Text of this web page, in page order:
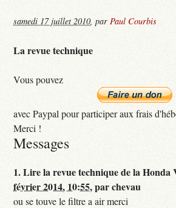
samedi 17 juillet 2010,parPaul Courbis
La revue technique
Vous pouvez
avec Paypal pour participer aux frais
Merci !
Messages
1.Lire la revue technique de la Honda
février 2014, 10:55,parchevau
ou se touve le filtre a air merci